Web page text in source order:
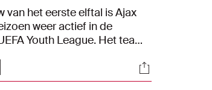
van het eerste elftal is Ajax
weer actief in de
Youth League. Het team
de Champions League voor
winnen.
Socials